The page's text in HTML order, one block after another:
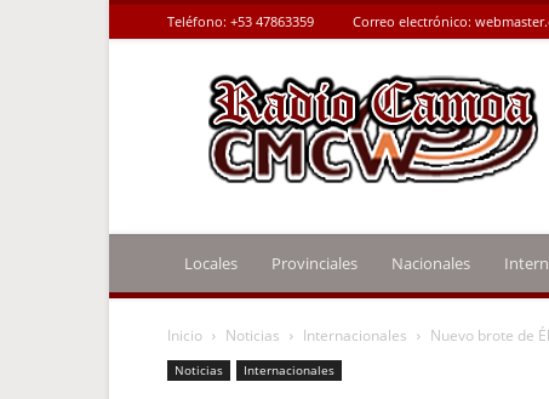
Teléfono: +53 47863359 Correo electrónico:
Radio
Camoa
Locales Provinciales Nacionales
Inicio Noticias Internacionales Nuevo brote de
Noticias Internacionales